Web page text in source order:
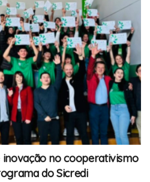
no cooperativismo
do Sicredi